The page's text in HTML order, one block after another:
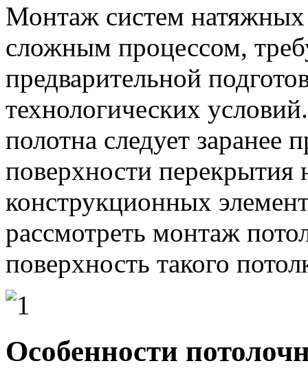
Монтаж систем натяжных
сложным процессом,
предварительной
технологических
полотна следует заранее
поверхности
конструкционных
рассмотреть монтаж
поверхность такого
Особенности